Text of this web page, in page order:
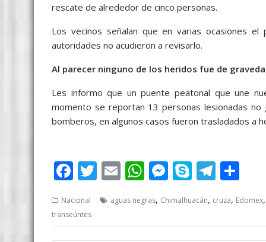
rescate de alrededor de cinco personas.
Los vecinos señalan que en varias ocasiones
autoridades no acudieron a revisarlo.
Al parecer ninguno de los heridos fue de
Les informo que un puente peatonal que une
momento se reportan 13 personas lesionadas
bomberos, en algunos casos fueron trasladados a
F
e
b
T
itt
er
E
ai
l
W
at
s
M
ss
e
S
y
p
T
e
gr
ar
e
Nacional aguas negras, Chimalhuacán, cruza, Edomex,
transeúntes